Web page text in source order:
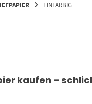
EINFARBIG
kaufen –